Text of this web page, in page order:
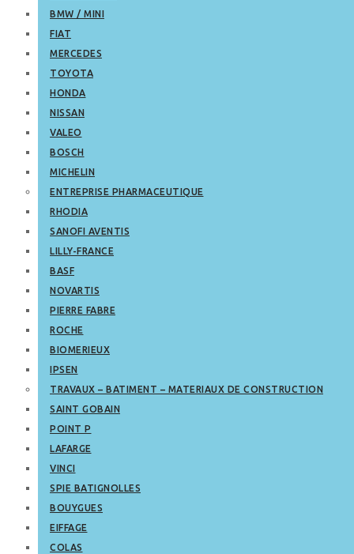
BMW / MINI
FIAT
MERCEDES
TOYOTA
HONDA
NISSAN
VALEO
BOSCH
MICHELIN
ENTREPRISE PHARMACEUTIQUE
RHODIA
SANOFI AVENTIS
LILLY-FRANCE
BASF
NOVARTIS
PIERRE FABRE
ROCHE
BIOMERIEUX
IPSEN
TRAVAUX – BATIMENT – MATERIAUX DE CONSTRUCTION
SAINT GOBAIN
POINT P
LAFARGE
VINCI
SPIE BATIGNOLLES
BOUYGUES
EIFFAGE
COLAS